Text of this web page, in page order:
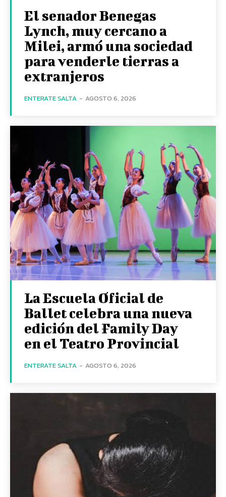
El senador Benegas
Lynch, muy cercano a
Milei, armó una sociedad
para venderle tierras a
extranjeros
ENTERATE SALTA - AGOSTO 6, 2026
La Escuela Oficial de
Ballet celebra una nueva
edición del Family Day
en el Teatro Provincial
ENTERATE SALTA - AGOSTO 6, 2026